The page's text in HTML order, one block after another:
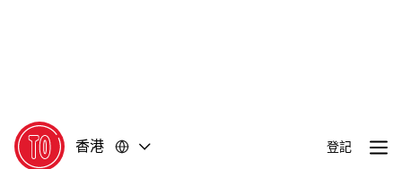
香港 登記